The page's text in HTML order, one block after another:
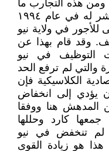
ومن هذه التجارب ما
قام بها ديفيد كارد في بحث هام نشر له في عام ١٩٩٤
للأجور في ولاية نيو
وقد قام بهذا عن
التوظيف في نيو
والتي لم ترفع الحد
الكلاسيكية فإن
يؤدي إلى انخفاض
المدهش هنا ووفقا
جمعها كارد وحللها
لم تنخفض في نيو
هو زيادة القوى